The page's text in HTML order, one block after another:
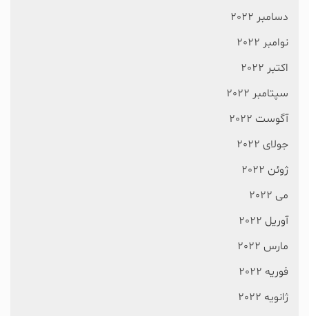
دسامبر 2022
نوامبر 2022
اکتبر 2022
سپتامبر 2022
آگوست 2022
جولای 2022
ژوئن 2022
می 2022
آوریل 2022
مارس 2022
فوریه 2022
ژانویه 2022